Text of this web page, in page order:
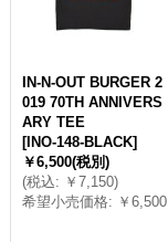
IN-N-OUT BURGER 2
019 70TH ANNIVERS
ARY TEE
[INO-148-BLACK]
￥6,500(税別)
(税込: ￥7,150)
希望小売価格: ￥6,500